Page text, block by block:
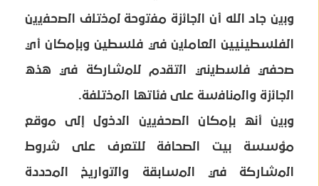
وﺑﯾن جاد الله أن اﻟﺟﺎﺋزة ﻣﻔﺗوﺣﺔ ﻟﻣﺧﺗﻠف اﻟﺻﺣﻔﯾﯾن
الفلسطينيين اﻟﻌﺎﻣﻠﯾن ﻓﻲ فلسطين وﺑﺈﻣﻛﺎن أي
ﺻﺣﻔﻲ ﻓﻠﺳطﯾﻧﻲ اﻟﺗﻘدم ﻟﻠﻣﺷﺎرﻛﺔ ﻓﻲ هذه
اﻟﺟﺎﺋزة واﻟﻣﻧﺎﻓﺳﺔ ﻋﻠﻰ ﻓﺋﺎﺗﮭﺎ اﻟﻣﺧﺗﻠﻔﺔ.
وﺑﯾن أﻧﮫ ﺑﺈﻣﻛﺎن اﻟﺻﺣﻔﯾﯾن اﻟدﺧول إﻟﻰ ﻣوﻗﻊ
مؤسسة بيت الصحافة للتعرف على ﺷروط
اﻟﻣﺷﺎرﻛﺔ ﻓﻲ اﻟﻣﺳﺎﺑﻘﺔ واﻟﺗوارﯾﺦ اﻟﻣﺣددة